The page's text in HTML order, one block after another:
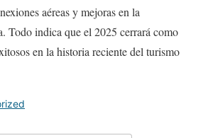
aéreas y mejoras en la
Todo indica que el 2025 cerrará como
en la historia reciente del turismo